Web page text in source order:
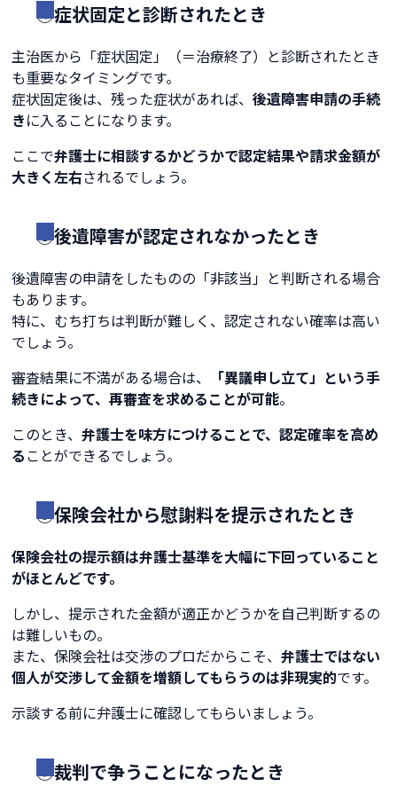
④症状固定と診断されたとき
主治医から「症状固定」（＝治療終了）と診断されたとき
も重要なタイミングです。
症状固定後は、残った症状があれば、後遺障害申請の手続
きに入ることになります。
ここで弁護士に相談するかどうかで認定結果や請求金額が
大きく左右されるでしょう。
⑤後遺障害が認定されなかったとき
後遺障害の申請をしたものの「非該当」と判断される場合
もあります。
特に、むち打ちは判断が難しく、認定されない確率は高い
でしょう。
審査結果に不満がある場合は、
「異議申し立て」という手
続きによって、再審査を求めることが可能。
このとき、弁護士を味方につけることで、認定確率を高め
ることができるでしょう。
⑥保険会社から慰謝料を提示されたとき
保険会社の提示額は弁護士基準を大幅に下回っていること
がほとんどです。
しかし、提示された金額が適正かどうかを自己判断するの
は難しいもの。
また、保険会社は交渉のプロだからこそ、弁護士ではない
個人が交渉して金額を増額してもらうのは非現実的です。
示談する前に弁護士に確認してもらいましょう。
⑦裁判で争うことになったとき